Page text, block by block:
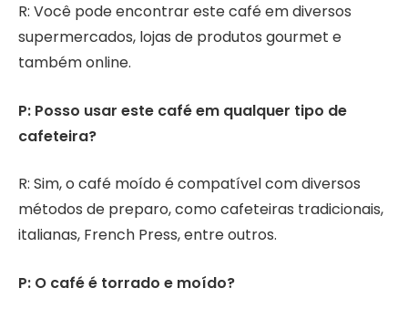
R: Você pode encontrar este café em diversos
supermercados, lojas de produtos gourmet e
também online.
P: Posso usar este café em qualquer tipo de
cafeteira?
R: Sim, o café moído é compatível com diversos
métodos de preparo, como cafeteiras tradicionais,
italianas, French Press, entre outros.
P: O café é torrado e moído?